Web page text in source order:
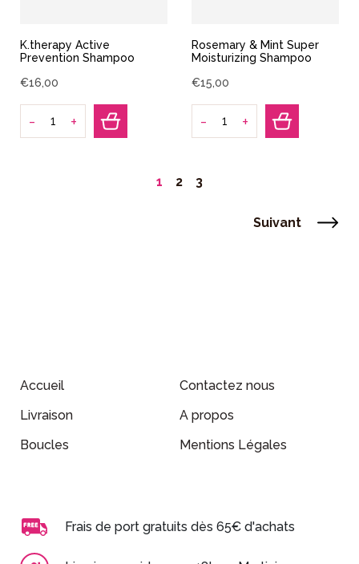
K.therapy Active
Prevention Shampoo
€16,00
+
-
Rosemary & Mint Super
Moisturizing Shampoo
€15,00
+
-
1 2 3
Suivant
Accueil
Contactez nous
Livraison
A propos
Boucles
Mentions Légales
Frais de port gratuits dès 65€ d'achats